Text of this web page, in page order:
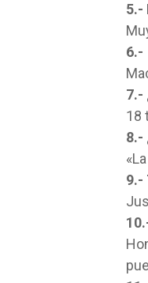
5.-
6.-
7.-
18
8.-
9.-